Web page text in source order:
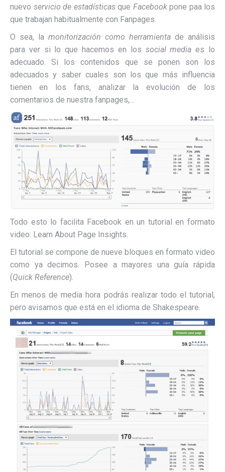
nuevo servicio de estadísticasque Facebookpone paa los
que trabajan habitualmente con Fanpages.
O sea, la monitorización como herramienta de análisis
para ver si lo que hacemos en los social media es lo
adecuado. Si los contenidos que se ponen son los
adecuados y saber cuales son los que más influencia
tienen en los fans, analizar la evolución de los
comentarios de nuestra fanpages,…
Todo esto lo facilita Facebook en un tutorial en formato
video: Learn About Page Insights.
El tutorial se compone de nueve bloques en formato video
como ya decimos. Posee a mayores una guía rápida
(Quick Reference).
En menos de media hora podrás realizar todo el tutorial,
pero avisamos que está en el idioma de Shakespeare.